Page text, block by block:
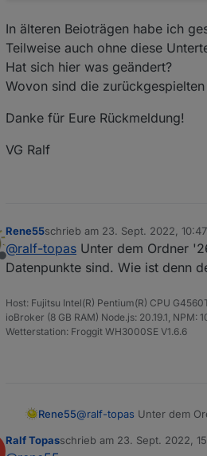
In älteren Beioträgen habe ich
Teilweise auch ohne diese
Hat sich hier was geändert?
Wovon sind die
Danke für Eure Rückmeldung!
VG Ralf
Offline
Rene55schrieb am 23. Sept. 2022, 10:47
zuletzt editiert von
@ralf-topas Unter dem Ordner
Datenpunkte sind. Wie ist denn
Host: Fujitsu Intel(R) Pentium(R) CPU
ioBroker (8 GB RAM) Node.js: 20.19.1, NPM:
Wetterstation: Froggit WH3000SE V1.6.6
Rene55@ralf-topas Unter dem
Ralf Topasschrieb am 23. Sept. 2022,
zuletzt editiert von